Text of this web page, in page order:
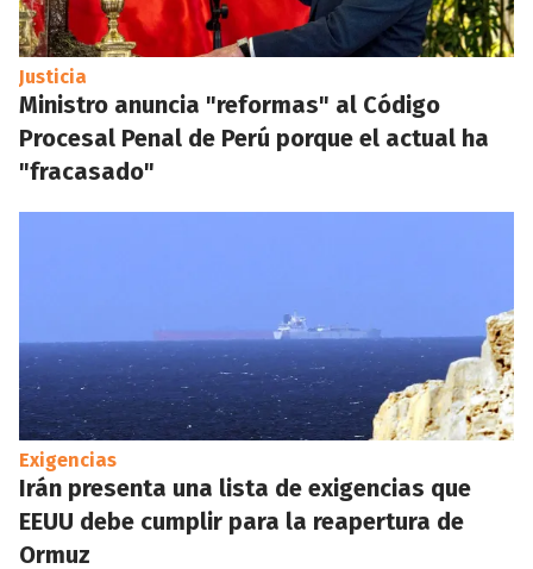
Justicia
Ministro anuncia "reformas" al Código
Procesal Penal de Perú porque el actual ha
"fracasado"
Exigencias
Irán presenta una lista de exigencias que
EEUU debe cumplir para la reapertura de
Ormuz